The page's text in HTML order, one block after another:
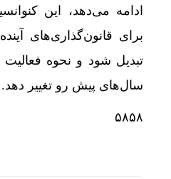
ادامه می‌دهد، این
برای قانون‌گذاری‌های
تبدیل شود و نحوه فعالیت
سال‌های پیش رو تغییر دهد.
۵۸۵۸